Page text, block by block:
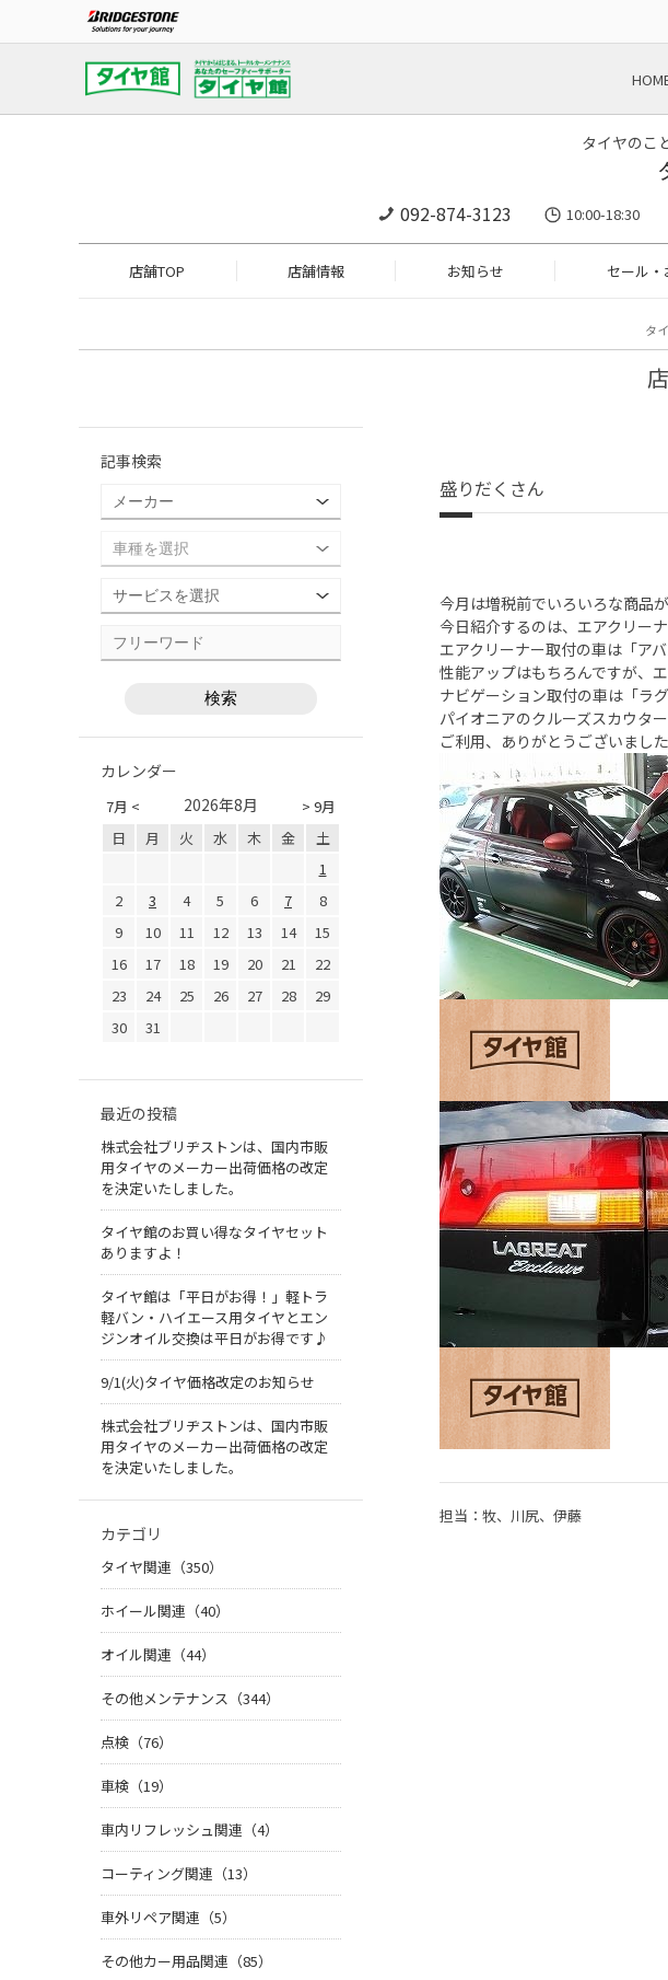
タイヤのこ
092-874-3123 10:00-18:30
店舗TOP 店舗情報 お知らせ セール
タ
盛りだくさん
今月は増税前でいろいろな商品が
今日紹介するのは、エアクリー
エアクリーナー取付の車は「アバ
性能アップはもちろんですが、
ナビゲーション取付の車は「ラグ
パイオニアのクルーズスカウタ
ご利用、ありがとうございました
担当：牧、川尻、伊藤
記事検索
カレンダー
7月 < > 9月
2026年8月
日 月 火 水 木 金
土
1
2
3 4 5 6 7
8
9
10 11 12 13 14
15
16
17 18 19 20 21
22
23
24 25 26 27 28
29
30
31
最近の投稿
株式会社ブリヂストンは、国内市販
用タイヤのメーカー出荷価格の改定
を決定いたしました。
タイヤ館のお買い得なタイヤセット
ありますよ！
タイヤ館は「平日がお得！」軽トラ
軽バン・ハイエース用タイヤとエン
ジンオイル交換は平日がお得です♪
9/1(火)タイヤ価格改定のお知らせ
株式会社ブリヂストンは、国内市販
用タイヤのメーカー出荷価格の改定
を決定いたしました。
カテゴリ
タイヤ関連（350）
ホイール関連（40）
オイル関連（44）
その他メンテナンス（344）
点検（76）
車検（19）
車内リフレッシュ関連（4）
コーティング関連（13）
車外リペア関連（5）
その他カー用品関連（85）